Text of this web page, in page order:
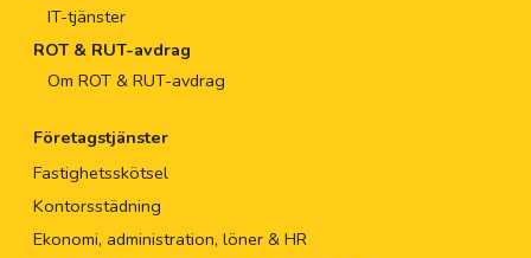
IT-tjänster
ROT & RUT-avdrag
Om ROT & RUT-avdrag
Företagstjänster
Fastighetsskötsel
Kontorsstädning
Ekonomi, administration, löner & HR